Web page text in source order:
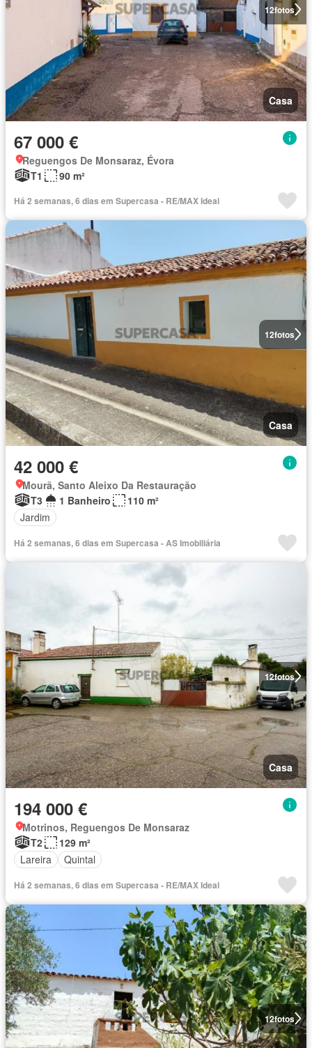
12fotos
Casa
67 000 €
Reguengos De Monsaraz, Évora
T1
90 m²
Há 2 semanas, 6 dias em Supercasa - RE/MAX Ideal
12fotos
Casa
42 000 €
Mourã, Santo Aleixo Da Restauração
T3
1 Banheiro
110 m²
Jardim
Há 2 semanas, 6 dias em Supercasa - AS Imobiliária
12fotos
Casa
194 000 €
Motrinos, Reguengos De Monsaraz
T2
129 m²
Lareira
Quintal
Há 2 semanas, 6 dias em Supercasa - RE/MAX Ideal
12fotos